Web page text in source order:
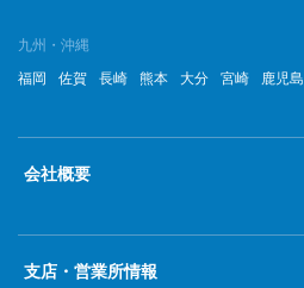
九州・沖縄
福岡
佐賀 長崎 熊本 大分 宮崎 鹿児島
会社概要
支店・営業所情報